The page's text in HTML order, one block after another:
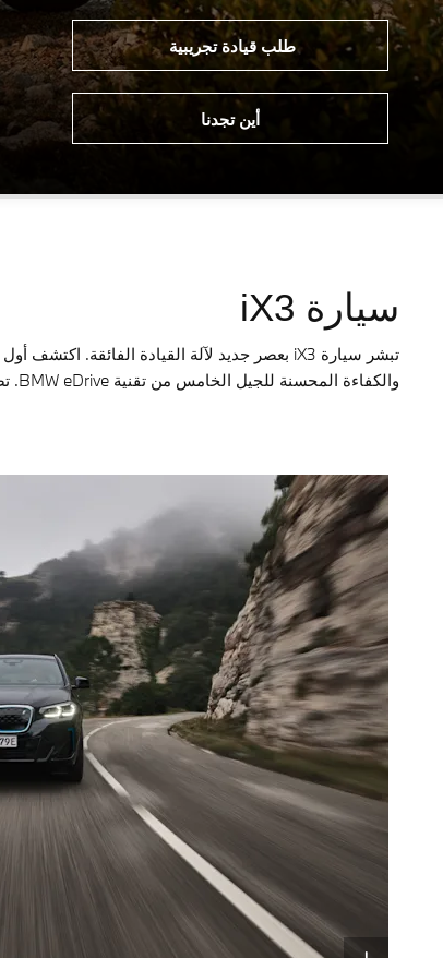
طلب قيادة تجريبية
أين تجدنا
سيارة iX3
والكفاءة المحسنة للجيل الخامس من تقنية BMW eDrive. تضع سيارة iX3 معايير جديدة، بفضل النطاق الذي يصل إلى 460 كم (معدل WLTP). تمنح سيارة iX3 المستقبل حضوراً مذهلاً.